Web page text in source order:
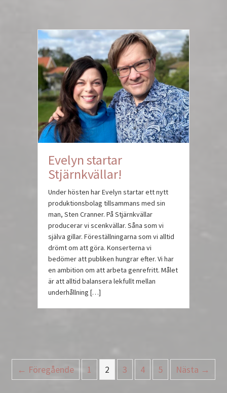
Evelyn startar
Stjärnkvällar!
Under hösten har Evelyn startar ett nytt
produktionsbolag tillsammans med sin
man, Sten Cranner. På Stjärnkvällar
producerar vi scenkvällar. Såna som vi
själva gillar. Föreställningarna som vi alltid
drömt om att göra. Konserterna vi
bedömer att publiken hungrar efter. Vi har
en ambition om att arbeta genrefritt. Målet
är att alltid balansera lekfullt mellan
underhållning […]
← Föregående 1 2 3 4 5 Nästa →